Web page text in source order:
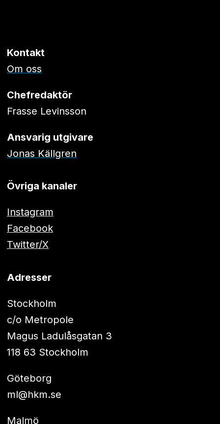
Kontakt
Om oss
Chefredaktör
Frasse Levinsson
Ansvarig utgivare
Jonas Källgren
Övriga kanaler
Instagram
Facebook
Twitter/X
Adresser
Stockholm
c/o Metropole
Magus Ladulåsgatan 3
118 63 Stockholm
Göteborg
ml@hkm.se
Malmö